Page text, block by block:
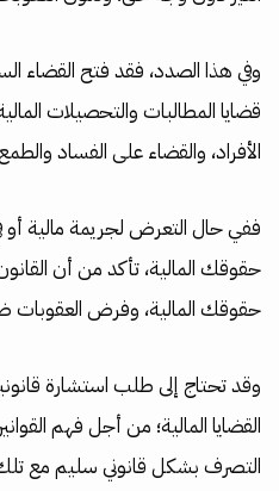
وفي هذا الصدد، فقد فتح القضاء
قضايا المطالبات والتحصيلات
الأفراد، والقضاء على الفساد
ففي حال التعرض لجريمة مالية
حقوقك المالية، تأكد من أن
حقوقك المالية، وفرض العقوبات
وقد تحتاج إلى طلب استشارة
القضايا المالية؛ من أجل فهم
التصرف بشكل قانوني سليم مع